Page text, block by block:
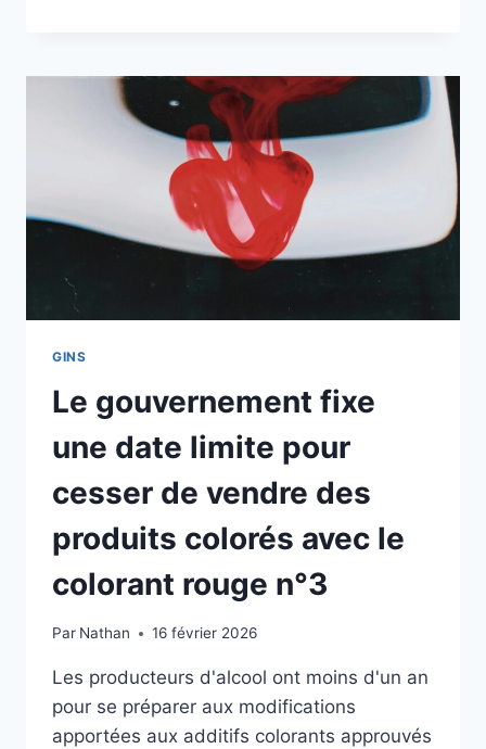
GINS
Le gouvernement fixe
une date limite pour
cesser de vendre des
produits colorés avec le
colorant rouge n°3
Par Nathan 16 février 2026
Les producteurs d'alcool ont moins d'un an
pour se préparer aux modifications
apportées aux additifs colorants approuvés